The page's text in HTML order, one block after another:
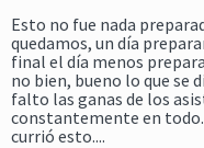
Esto no fue nada
quedamos, un día
final el día menos
no bien, bueno lo que se
falto las ganas de los
constantemente en
currió esto....